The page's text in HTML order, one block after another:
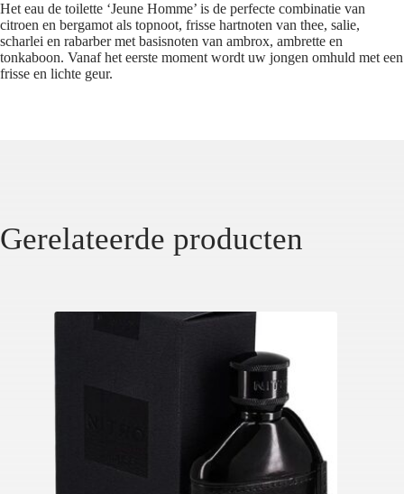
Het eau de toilette ‘Jeune Homme’ is de perfecte combinatie van
citroen en bergamot als topnoot, frisse hartnoten van thee, salie,
scharlei en rabarber met basisnoten van ambrox, ambrette en
tonkaboon. Vanaf het eerste moment wordt uw jongen omhuld met een
frisse en lichte geur.
Gerelateerde producten